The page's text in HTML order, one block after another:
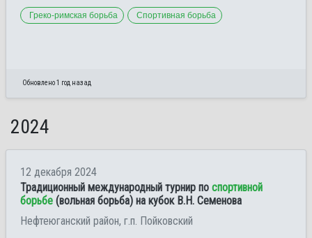
Греко-римская борьба Спортивная борьба
Обновлено 1 год назад
2024
12 декабря 2024
Традиционный международный турнир по спортивной
борьбе (вольная борьба) на кубок В.Н. Семенова
Нефтеюганский район, г.п. Пойковский